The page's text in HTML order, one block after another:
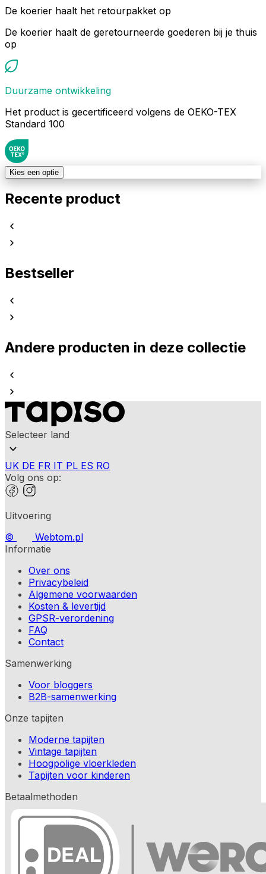
De koerier haalt het retourpakket op
De koerier haalt de geretourneerde goederen bij je thuis
op
Duurzame ontwikkeling
Het product is gecertificeerd volgens de OEKO-TEX
Standard 100
Kies een optie
Recente product
Bestseller
Andere producten in deze collectie
Selecteer land
UK DE FR IT PL ES RO
Volg ons op:
Uitvoering
©
Webtom.pl
Informatie
Over ons
Privacybeleid
Algemene voorwaarden
Kosten & levertijd
GPSR-verordening
FAQ
Contact
Samenwerking
Voor bloggers
B2B-samenwerking
Onze tapijten
Moderne tapijten
Vintage tapijten
Hoogpolige vloerkleden
Tapijten voor kinderen
Betaalmethoden